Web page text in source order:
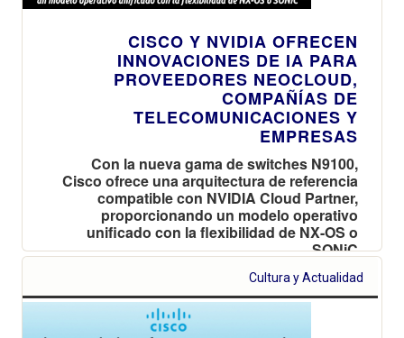
CISCO Y NVIDIA OFRECEN
INNOVACIONES DE IA PARA
PROVEEDORES NEOCLOUD,
COMPAÑÍAS DE
TELECOMUNICACIONES Y
EMPRESAS
Con la nueva gama de switches N9100,
Cisco ofrece una arquitectura de referencia
compatible con NVIDIA Cloud Partner,
proporcionando un modelo operativo
unificado con la flexibilidad de NX-OS o
SONiC
Cultura y Actualidad